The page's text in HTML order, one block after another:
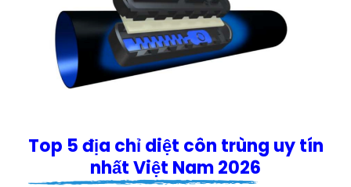
Top 5 địa chỉ diệt côn trùng uy tín
nhất Việt Nam 2026